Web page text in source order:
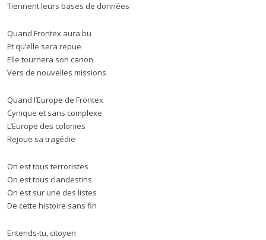
Tiennent leurs bases de données
Quand Frontex aura bu
Et qu’elle sera repue
Elle tournera son canon
Vers de nouvelles missions
Quand l’Europe de Frontex
Cynique et sans complexe
L’Europe des colonies
Rejoue sa tragédie
On est tous terroristes
On est tous clandestins
On est sur une des listes
De cette histoire sans fin
Entends-tu, citoyen